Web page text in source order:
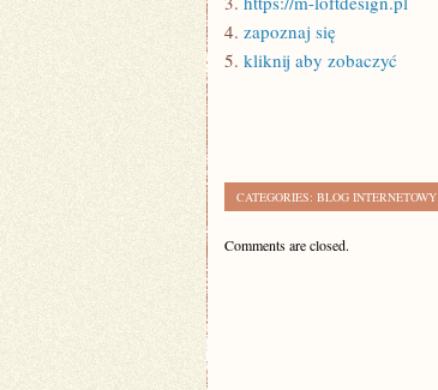
4. zapoznaj się
5. kliknij aby zobaczyć
CATEGORIES: BLOG INTERNETOWY
Comments are closed.